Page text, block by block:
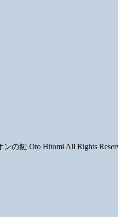
の鍵 Oto Hitomi All Rights